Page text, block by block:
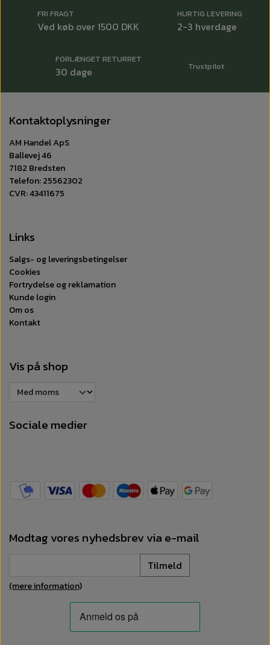
FRI FRAGT
Ved køb over 1500 DKK
HURTIG LEVERING
2-3 hverdage
FORLÆNGET RETURRET
30 dage Trustpilot
Kontaktoplysninger
AM Handel ApS
Ballevej 46
7182 Bredsten
Telefon: 25562302
CVR: 43411675
Links
Salgs- og leveringsbetingelser
Cookies
Fortrydelse og reklamation
Kunde login
Om os
Kontakt
Vis på shop
Sociale medier
Modtag vores nyhedsbrev via e-mail
Tilmeld
(mere information)